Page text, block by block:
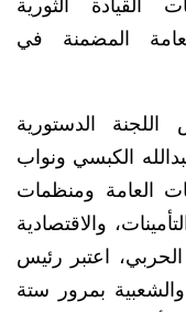
القيادة الثورية
المضمنة في
الدستورية
الكبسي ونواب
العامة ومنظمات
والاقتصادية
اعتبر رئيس
بمرور ستة